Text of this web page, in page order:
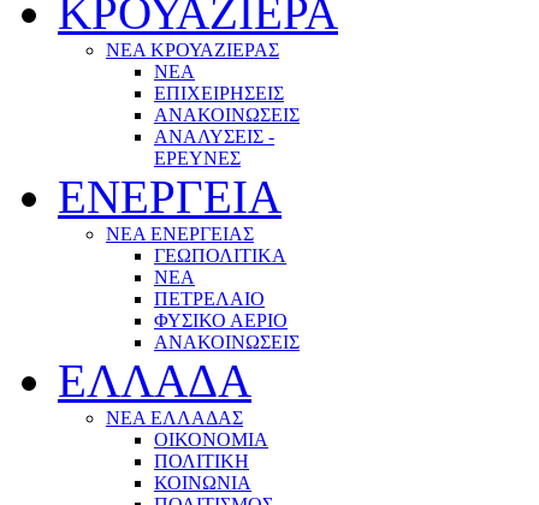
ΚΡΟΥΑΖΙΕΡΑ
ΝΕΑ ΚΡΟΥΑΖΙΕΡΑΣ
NEA
ΕΠΙΧΕΙΡΗΣΕΙΣ
ΑΝΑΚΟΙΝΩΣΕΙΣ
ΑΝΑΛΥΣΕΙΣ -
ΕΡΕΥΝΕΣ
ΕΝΕΡΓΕΙΑ
ΝΕΑ ΕΝΕΡΓΕΙΑΣ
ΓΕΩΠΟΛΙΤΙΚΑ
ΝΕΑ
ΠΕΤΡΕΛΑΙΟ
ΦΥΣΙΚΟ ΑΕΡΙΟ
ΑΝΑΚΟΙΝΩΣΕΙΣ
ΕΛΛΑΔΑ
ΝΕΑ ΕΛΛΑΔΑΣ
ΟΙΚΟΝΟΜΙΑ
ΠΟΛΙΤΙΚΗ
ΚΟΙΝΩΝΙΑ